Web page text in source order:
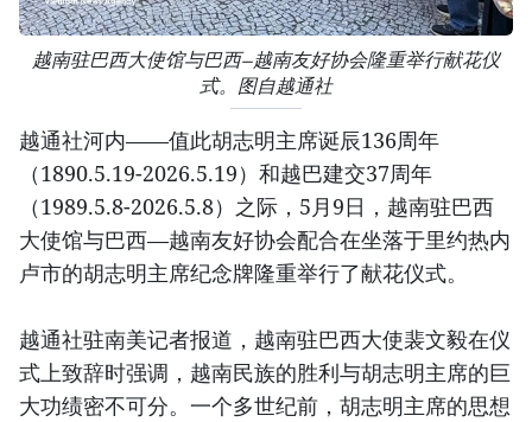
越南驻巴西大使馆与巴西—越南友好协会隆重举行献花仪
式。图自越通社
越通社河内——值此胡志明主席诞辰136周年
（1890.5.19-2026.5.19）和越巴建交37周年
（1989.5.8-2026.5.8）之际，5月9日，越南驻巴西
大使馆与巴西—越南友好协会配合在坐落于里约热内
卢市的胡志明主席纪念牌隆重举行了献花仪式。
越通社驻南美记者报道，越南驻巴西大使裴文毅在仪
式上致辞时强调，越南民族的胜利与胡志明主席的巨
大功绩密不可分。一个多世纪前，胡志明主席的思想